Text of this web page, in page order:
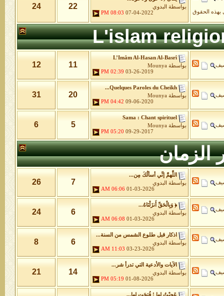
بهذه الحقوق
بواسطة
البدوي
07-04-2022
08:03 PM
22
24
L'islam
L’Imâm Al-Hasan Al-Basrî
بواسطة Mounya
03-26-2019
02:39 PM
11
12
Quelques Paroles du Cheikh...
بواسطة Mounya
09-06-2020
04:42 PM
20
31
Sama : Chant spirituel
بواسطة Mounya
09-29-2017
05:20 PM
5
6
الزمان
اللَّهمَّ إنِّي أسألُكَ مِن...
بواسطة
البدوي
01-03-2026
06:06 AM
7
26
﴿ وَبِالْحَقِّ أَنزَلْنَاهُ...
بواسطة
البدوي
01-03-2026
06:08 AM
6
24
اذكار قبل طلوع الشمس من السنة...
بواسطة
البدوي
03-23-2026
11:03 AM
6
8
الآيات والأدعية التي تدرأ شر...
بواسطة
البدوي
01-08-2026
05:19 PM
14
21